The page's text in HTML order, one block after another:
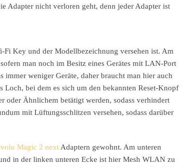
Adapter nicht verloren geht, denn jeder Adapter ist
Fi Key und der Modellbezeichnung versehen ist. Am
man noch im Besitz eines Gerätes mit LAN-Port
weniger Geräte, daher braucht man hier auch
bei dem es sich um den bekannten Reset-Knopf
oder Ähnlichem betätigt werden, sodass verhindert
mit Lüftungsschlitzen versehen, sodass darüber
Magic 2 next Adaptern gewohnt. Am unteren
in der linken unteren Ecke ist hier Mesh WLAN zu